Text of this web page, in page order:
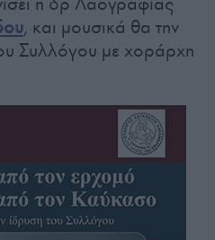
, και μουσικά θα την
Συλλόγου με χοράρχη